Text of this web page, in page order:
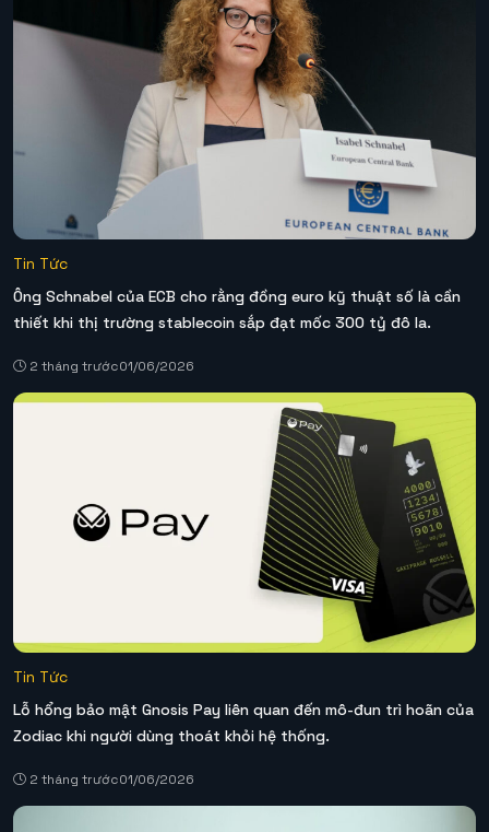
Tin Tức
Ông Schnabel của ECB cho rằng đồng euro kỹ thuật số là cần
thiết khi thị trường stablecoin sắp đạt mốc 300 tỷ đô la.
2 tháng trước01/06/2026
Tin Tức
Lỗ hổng bảo mật Gnosis Pay liên quan đến mô-đun trì hoãn của
Zodiac khi người dùng thoát khỏi hệ thống.
2 tháng trước01/06/2026